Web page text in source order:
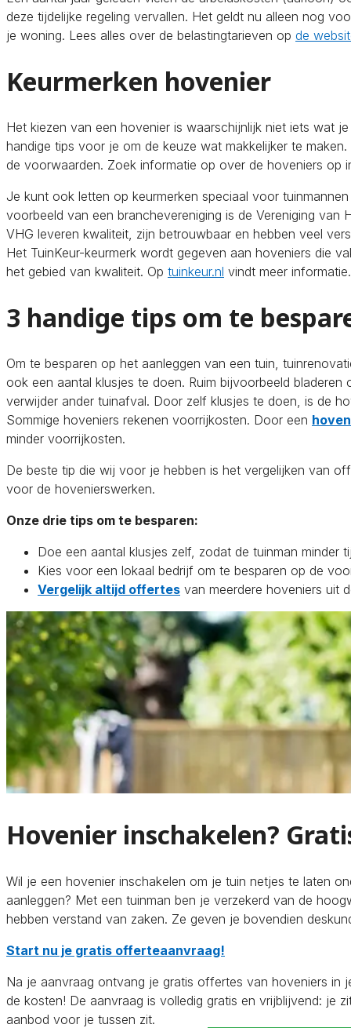
deze tijdelijke regeling vervallen. Het geldt nu alleen nog
je woning. Lees alles over de belastingtarieven op de
Keurmerken hovenier
Het kiezen van een hovenier is waarschijnlijk niet iets wat
handige tips voor je om de keuze wat makkelijker te
de voorwaarden. Zoek informatie op over de hoveniers op
Je kunt ook letten op keurmerken speciaal voor
voorbeeld van een branchevereniging is de Vereniging
VHG leveren kwaliteit, zijn betrouwbaar en hebben veel
Het TuinKeur-keurmerk wordt gegeven aan hoveniers die
het gebied van kwaliteit. Op tuinkeur.nl vindt meer informatie.
3 handige tips om te
Om te besparen op het aanleggen van een tuin,
ook een aantal klusjes te doen. Ruim bijvoorbeeld
verwijder ander tuinafval. Door zelf klusjes te doen, is de
Sommige hoveniers rekenen voorrijkosten. Door een
minder voorrijkosten.
De beste tip die wij voor je hebben is het vergelijken van
voor de hovenierswerken.
Onze drie tips om te besparen:
Doe een aantal klusjes zelf, zodat de tuinman minder
Kies voor een lokaal bedrijf om te besparen op de
Vergelijk altijd offertes van meerdere hoveniers uit
Hovenier inschakelen?
Wil je een hovenier inschakelen om je tuin netjes te laten
aanleggen? Met een tuinman ben je verzekerd van de
hebben verstand van zaken. Ze geven je bovendien
Start nu je gratis offerteaanvraag!
Na je aanvraag ontvang je gratis offertes van hoveniers in
de kosten! De aanvraag is volledig gratis en vrijblijvend: je
aanbod voor je tussen zit.